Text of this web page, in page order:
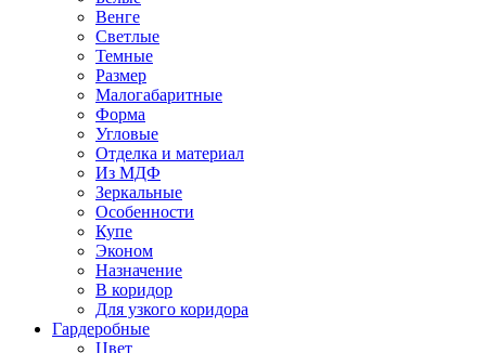
Венге
Светлые
Темные
Размер
Малогабаритные
Форма
Угловые
Отделка и материал
Из МДФ
Зеркальные
Особенности
Купе
Эконом
Назначение
В коридор
Для узкого коридора
Гардеробные
Цвет